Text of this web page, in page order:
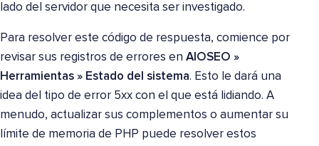
lado del servidor que necesita ser investigado.
Para resolver este código de respuesta, comience por
revisar sus registros de errores en AIOSEO »
Herramientas » Estado del sistema. Esto le dará una
idea del tipo de error 5xx con el que está lidiando. A
menudo, actualizar sus complementos o aumentar su
límite de memoria de PHP puede resolver estos